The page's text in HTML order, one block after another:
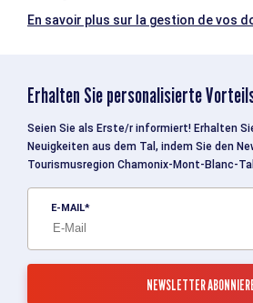
En savoir plus sur la gestion de vos
Erhalten Sie personalisierte
Seien Sie als Erste/r informiert! Erhalten
Neuigkeiten aus dem Tal, indem Sie den
Tourismusregion Chamonix-Mont-Blanc-
E-MAIL